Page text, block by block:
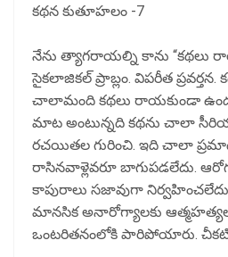
కథన కుతూహలం -7
– అనిల్
నేను త్యాగరాయల్ని కాను “కథలు
సైకలాజికల్ ప్రాబ్లం. విపరీత ప్రవర్తన.
చాలామంది కథలు రాయకుండా
మాట అంటున్నది కథను చాలా
రచయితల గురించి. ఇది చాలా
రాసినవాళ్లెవరూ బాగుపడలేదు.
కాపురాలు సజావుగా నిర్వహించలేదు.
మానసిక అనారోగ్యాలకు
ఒంటరితనంలోకి పారిపోయారు. చీకటి